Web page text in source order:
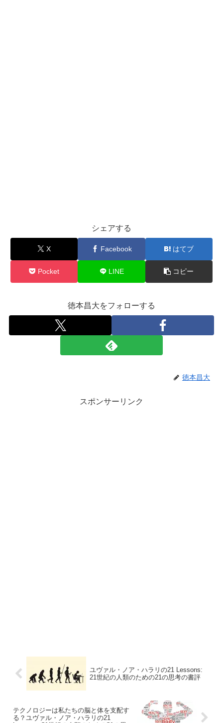
シェアする
X Facebook はてブ
Pocket LINE コピー
徳本昌大をフォローする
徳本昌大
スポンサーリンク
ユヴァル・ノア・ハラリの21 Lessons:
21世紀の人類のための21の思考の書評
テクノロジーは私たちの脳と体を支配す
る？ユヴァル・ノア・ハラリの21